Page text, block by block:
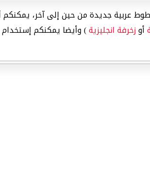
عربية جديدة من حين إلى آخر، يمكنكم
أوزخرفة انجليزية) وأيضا يمكنكم